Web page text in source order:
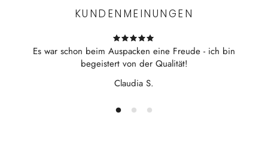
Bibi ist 167cm groß (90 - 65 - 95) und trägt Größe 38
KUNDENMEINUNGEN
Es war schon beim Auspacken eine Freude - ich bin
begeistert von der Qualität!
Claudia S.